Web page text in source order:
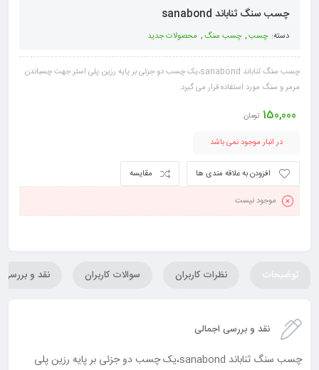
چسب سنگ ثناباند sanabond
دسته: چسب, چسب سنگ, محصولات جدید
چسب سنگ ثناباند sanabond،یک چسب دو جزئی بر پایه رزین پلی استر جهت چسباندن
مرمر و سنگ مورد استفاده قرار می گیرد.
150,000 تومان
در انبار موجود نمی باشد
مقایسه افزودن به علاقه مندی ها
موجود نیست
توضیحات نظرات کاربران سوالات کاربران نقد و بررسی
نقد و بررسی اجمالی
چسب سنگ ثناباند sanabond،یک چسب دو جزئی بر پایه رزین پلی